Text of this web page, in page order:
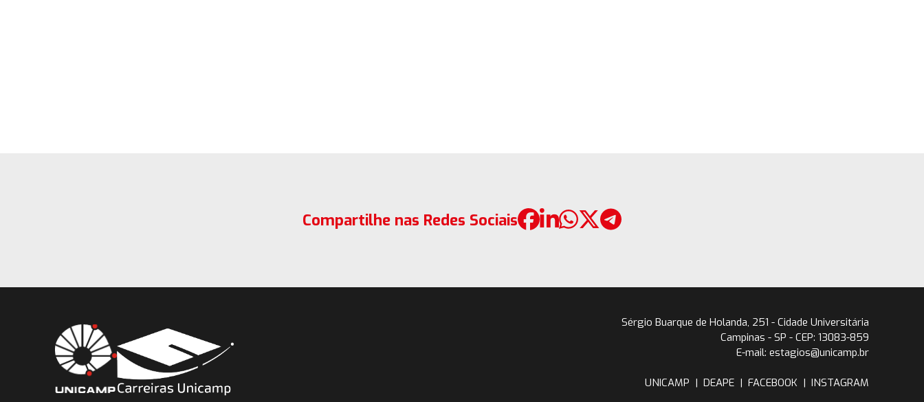
Compartilhe nas Redes Sociais
Sérgio Buarque de Holanda, 251 - Cidade Universitária
Campinas - SP - CEP: 13083-859
E-mail: estagios@unicamp.br
UNICAMP | DEAPE | FACEBOOK | INSTAGRAM